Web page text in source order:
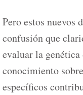
Pero estos nuevos
confusión que
evaluar la genética
conocimiento
específicos